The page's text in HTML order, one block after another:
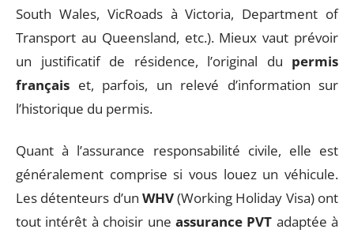
South Wales, VicRoads à Victoria, Department of
Transport au Queensland, etc.). Mieux vaut prévoir
un justificatif de résidence, l’original du permis
français et, parfois, un relevé d’information sur
l’historique du permis.
Quant à l’assurance responsabilité civile, elle est
généralement comprise si vous louez un véhicule.
Les détenteurs d’un WHV(Working Holiday Visa) ont
tout intérêt à choisir une assurance PVT adaptée à